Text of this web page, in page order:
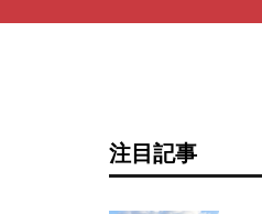
注目記事